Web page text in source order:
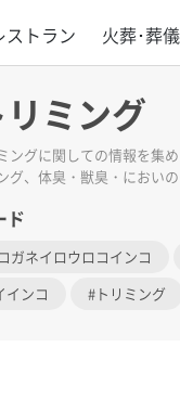
ストラン 火葬･葬儀
ミング
ングに関しての情報を集
グ、体臭・獣臭・におい
ド
ガネイロウロコインコ
インコ
トリミング